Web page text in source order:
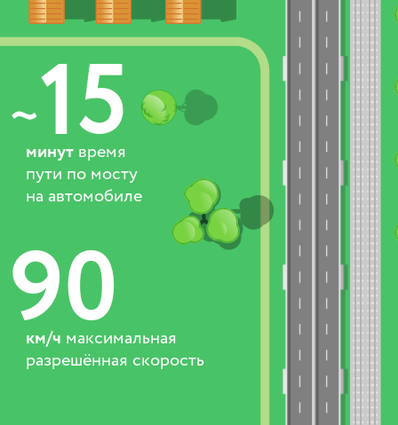
~15
минут время
пути по мосту
на автомобиле
90
км/ч максимальная
разрешённая скорость